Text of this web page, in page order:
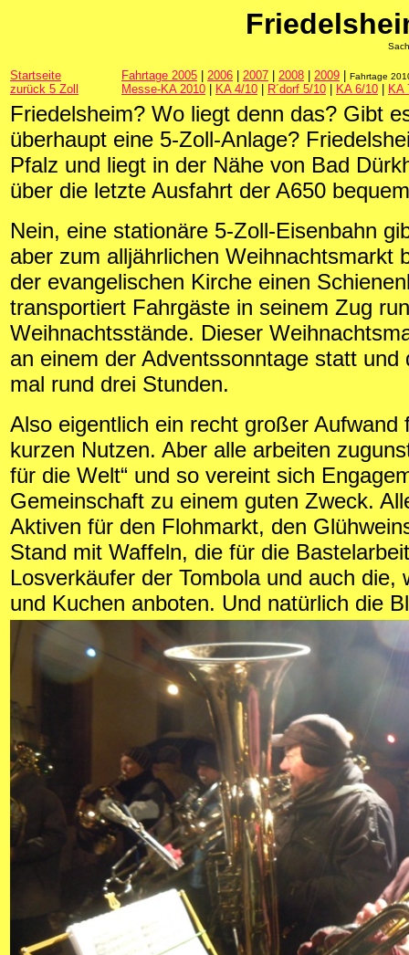
Startseite
zurück 5 Zoll
Fahrtage 2005 2006 2007 2008 2009 Fahrtage
Messe-KA 2010 KA 4/10 R´dorf 5/10 KA 6/10 KA
Friedelsheim? Wo liegt denn das? Gibt
überhaupt eine 5-Zoll-Anlage?
Pfalz und liegt in der Nähe von Bad
über die letzte Ausfahrt der A650
Nein, eine stationäre 5-Zoll-Eisenbahn
aber zum alljährlichen Weihnachtsmarkt
der evangelischen Kirche einen
transportiert Fahrgäste in seinem Zug
Weihnachtsstände. Dieser
an einem der Adventssonntage statt und
mal rund drei Stunden.
Also eigentlich ein recht großer Aufwand
kurzen Nutzen. Aber alle arbeiten
für die Welt“ und so vereint sich
Gemeinschaft zu einem guten Zweck.
Aktiven für den Flohmarkt, den
Stand mit Waffeln, die für die
Losverkäufer der Tombola und auch die,
und Kuchen anboten. Und natürlich die